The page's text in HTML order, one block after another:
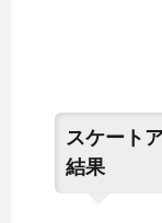
スケート
結果